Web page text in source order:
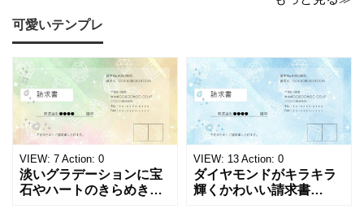
め！過払い･誤入金などが
発生した際にも使える、
モノクロでシンプルな
「返金領収書」のテンプ
レートとなります。 A4縦
型サイズで用紙に印
表になります。 A4横型サ
イズの無料テンプレート
で、Excel・Wo
可愛いテンプレ
VIEW: 7 Action: 0
淡いグラデーションに宝
石やハートのきらめきを
VIEW: 13 Action: 0
ダイヤモンドがキラキラ
輝くかわいい請求書